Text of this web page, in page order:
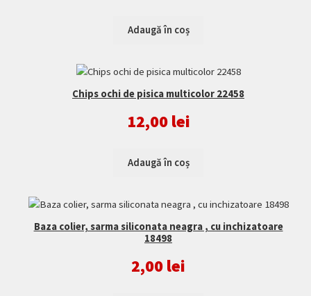
Adaugă în coș
Chips ochi de pisica multicolor 22458
12,00lei
Adaugă în coș
Baza colier, sarma siliconata neagra , cu inchizatoare
18498
2,00lei